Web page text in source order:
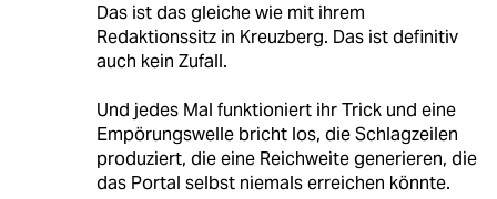
Das ist das gleiche wie mit ihrem
Redaktionssitz in Kreuzberg. Das ist definitiv
auch kein Zufall.
Und jedes Mal funktioniert ihr Trick und eine
Empörungswelle bricht los, die Schlagzeilen
produziert, die eine Reichweite generieren, die
das Portal selbst niemals erreichen könnte.